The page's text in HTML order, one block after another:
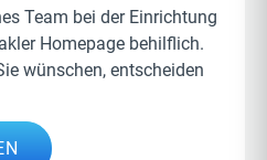
Team bei der Einrichtung
Homepage behilflich.
wünschen, entscheiden